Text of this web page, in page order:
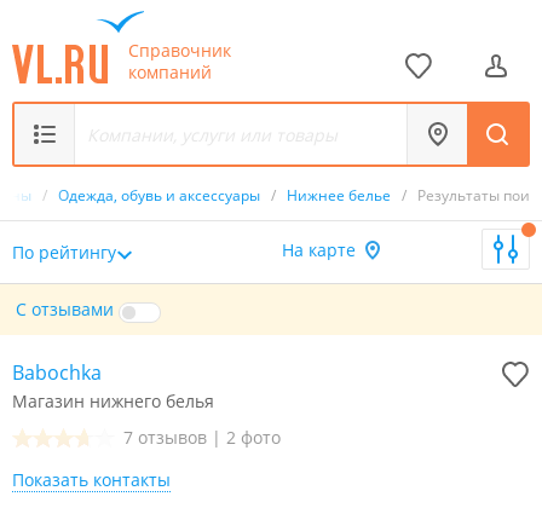
Справочник
компаний
/ Одежда, обувь и аксессуары / Нижнее белье / Результаты
По рейтингу На карте
С отзывами
Babochka
Магазин нижнего белья
7 отзывов | 2 фото
Показать контакты